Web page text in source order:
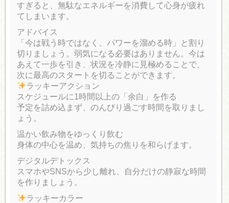
すぎると、無駄なエネルギーを消費して心身が疲れ
てしまいます。
アドバイス
「今は戦う時ではなく、パワーを溜める時」と割り
切りましょう。弱気になる必要はありません。今は
あえて一歩を引き、状況を冷静に見極めることで、
次に最高のスタートを切ることができます。
ラッキーアクション
スケジュールに1時間以上の「余白」を作る
予定を詰め込まず、のんびり過ごす時間を取りまし
ょう。
温かい飲み物をゆっくり飲む
身体の中心を温め、気持ちの焦りを和らげます。
デジタルデトックス
スマホやSNSから少し離れ、自分だけの静寂な時間
を作りましょう。
ラッキーカラー